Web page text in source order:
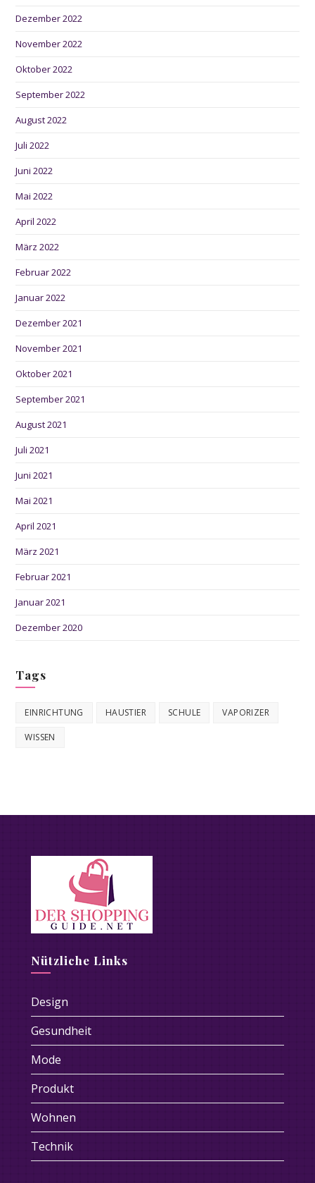
Dezember 2022
November 2022
Oktober 2022
September 2022
August 2022
Juli 2022
Juni 2022
Mai 2022
April 2022
März 2022
Februar 2022
Januar 2022
Dezember 2021
November 2021
Oktober 2021
September 2021
August 2021
Juli 2021
Juni 2021
Mai 2021
April 2021
März 2021
Februar 2021
Januar 2021
Dezember 2020
Tags
EINRICHTUNG HAUSTIER SCHULE VAPORIZER
WISSEN
Nützliche Links
Design
Gesundheit
Mode
Produkt
Wohnen
Technik